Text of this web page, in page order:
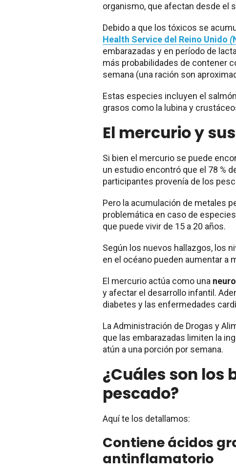
organismo, que afectan desde el
Debido a que los tóxicos se
Health Service del Reino Unido (
embarazadas y en período de
más probabilidades de contener
semana (una ración son
Estas especies incluyen el
grasos como la lubina y
El mercurio y
Si bien el mercurio se puede
un estudio encontró que el 78 %
participantes provenía de los
Pero la acumulación de metales
problemática en caso de
que puede vivir de 15 a 20 años.
Según los nuevos hallazgos, los
en el océano pueden aumentar a
El mercurio actúa como una
y afectar el desarrollo infantil.
diabetes y las enfermedades
La Administración de Drogas y
que las embarazadas limiten la
atún a una porción por semana.
¿Cuáles son los
pescado?
Aquí te los detallamos:
Contiene ácidos
antinflamatorio